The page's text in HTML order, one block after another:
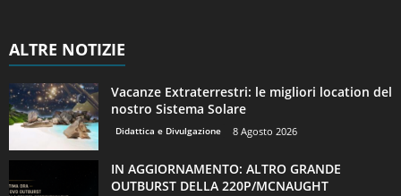
ALTRE NOTIZIE
Vacanze Extraterrestri: le migliori location del
nostro Sistema Solare
Didattica e Divulgazione 8 Agosto 2026
IN AGGIORNAMENTO: ALTRO GRANDE
OUTBURST DELLA 220P/MCNAUGHT